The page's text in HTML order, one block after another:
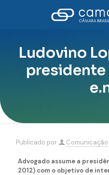
Ludovino
presidente
Publicado por Comunicação
Advogado assume a
2012) com o objetivo de